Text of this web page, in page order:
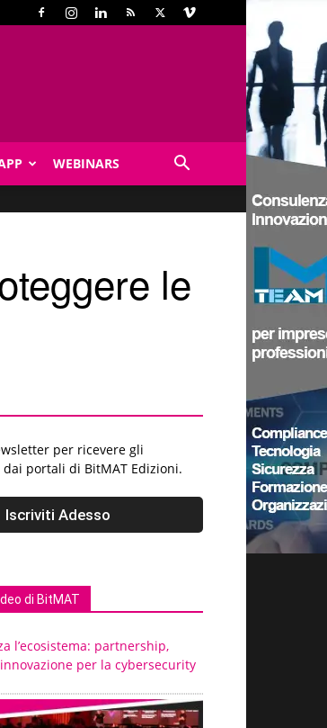
WEBINARS
le
per ricevere gli
portali di BitMAT Edizioni.
di BitMAT
l’ecosistema: partnership,
per la cybersecurity